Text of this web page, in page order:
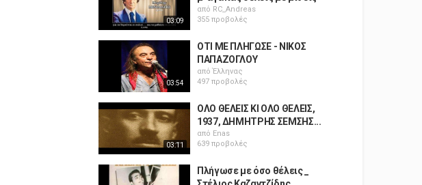
03:09
από RC_Andreas
355 προβολές
03:54
ΟΤΙ ΜΕ ΠΛΗΓΩΣΕ - ΝΙΚΟΣ
ΠΑΠΑΖΟΓΛΟΥ
απόΈλληνας
497 προβολές
03:11
ΟΛΟ ΘΕΛΕΙΣ ΚΙ ΟΛΟ ΘΕΛΕΙΣ,
1937, ΔΗΜΗΤΡΗΣ ΣΕΜΣΗΣ...
από Enas
639 προβολές
Πλήγωσε με όσο θέλεις _